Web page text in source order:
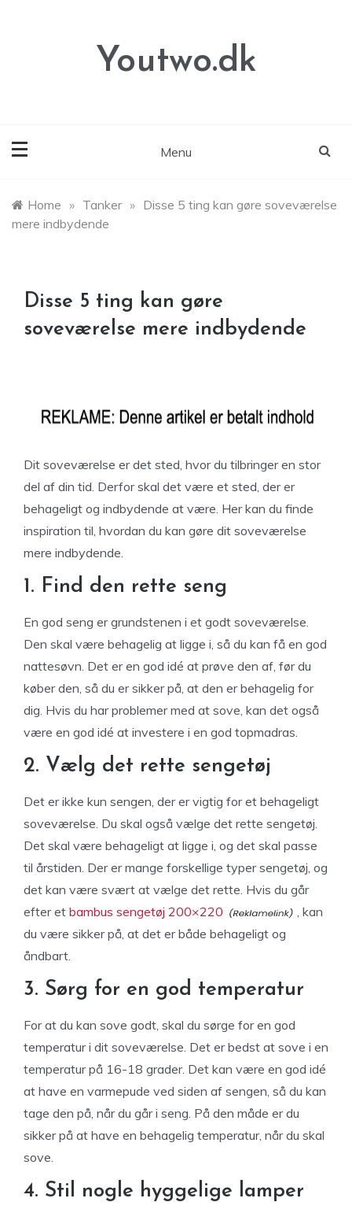
Youtwo.dk
Menu
Home » Tanker » Disse 5 ting kan gøre soveværelse
mere indbydende
Disse 5 ting kan gøre
soveværelse mere indbydende
Dit soveværelse er det sted, hvor du tilbringer en stor
del af din tid. Derfor skal det være et sted, der er
behageligt og indbydende at være. Her kan du finde
inspiration til, hvordan du kan gøre dit soveværelse
mere indbydende.
1. Find den rette seng
En god seng er grundstenen i et godt soveværelse.
Den skal være behagelig at ligge i, så du kan få en god
nattesøvn. Det er en god idé at prøve den af, før du
køber den, så du er sikker på, at den er behagelig for
dig. Hvis du har problemer med at sove, kan det også
være en god idé at investere i en god topmadras.
2. Vælg det rette sengetøj
Det er ikke kun sengen, der er vigtig for et behageligt
soveværelse. Du skal også vælge det rette sengetøj.
Det skal være behageligt at ligge i, og det skal passe
til årstiden. Der er mange forskellige typer sengetøj, og
det kan være svært at vælge det rette. Hvis du går
efter et bambus sengetøj 200×220
, kan
du være sikker på, at det er både behageligt og
åndbart.
3. Sørg for en god temperatur
For at du kan sove godt, skal du sørge for en god
temperatur i dit soveværelse. Det er bedst at sove i en
temperatur på 16-18 grader. Det kan være en god idé
at have en varmepude ved siden af sengen, så du kan
tage den på, når du går i seng. På den måde er du
sikker på at have en behagelig temperatur, når du skal
sove.
4. Stil nogle hyggelige lamper